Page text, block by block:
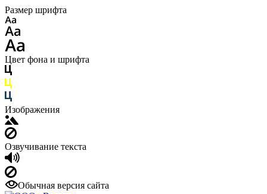
Размер шрифта
Цвет фона и шрифта
Изображения
Озвучивание текста
Обычная версия сайта